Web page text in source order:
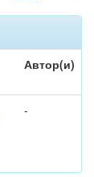
Автор(и)
-